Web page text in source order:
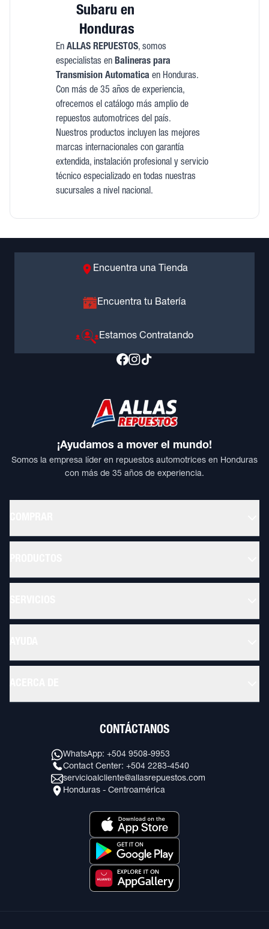
Subaru en
Honduras
En ALLAS REPUESTOS, somos
especialistas en Balineras para
Transmision Automatica en Honduras.
Con más de 35 años de experiencia,
ofrecemos el catálogo más amplio de
repuestos automotrices del país.
Nuestros productos incluyen las mejores
marcas internacionales con garantía
extendida, instalación profesional y servicio
técnico especializado en todas nuestras
sucursales a nivel nacional.
Encuentra una Tienda
Encuentra tu Batería
Estamos Contratando
¡Ayudamos a mover el mundo!
Somos la empresa líder en repuestos automotrices en Honduras
con más de 35 años de experiencia.
CONTÁCTANOS
WhatsApp: +504 9508-9953
Contact Center: +504 2283-4540
servicioalcliente@allasrepuestos.com
Honduras - Centroamérica